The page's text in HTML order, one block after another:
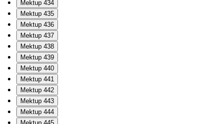
Mektup 434
Mektup 435
Mektup 436
Mektup 437
Mektup 438
Mektup 439
Mektup 440
Mektup 441
Mektup 442
Mektup 443
Mektup 444